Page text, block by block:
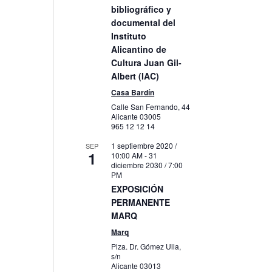
bibliográfico y
documental del
Instituto
Alicantino de
Cultura Juan Gil-
Albert (IAC)
Casa Bardín
Calle San Fernando, 44
Alicante03005
965 12 12 14
SEP
1
1 septiembre 2020 /
10:00 AM-31
diciembre 2030 / 7:00
PM
EXPOSICIÓN
PERMANENTE
MARQ
Marq
Plza. Dr. Gómez Ulla,
s/n
Alicante03013